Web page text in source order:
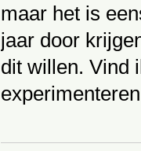
maar het is
jaar door
dit willen. Vind